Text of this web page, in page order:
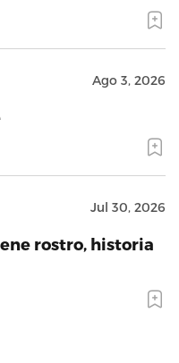
Ago 3, 2026
Jul 30, 2026
rostro, historia